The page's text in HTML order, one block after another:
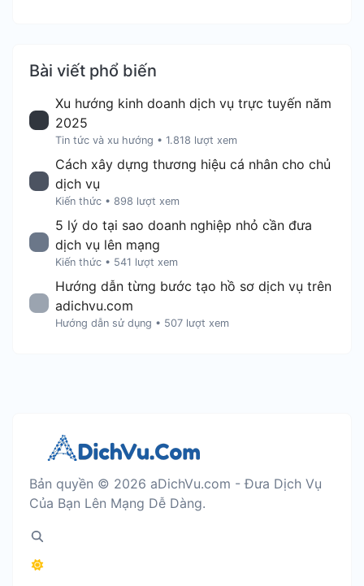
Bài viết phổ biến
Xu hướng kinh doanh dịch vụ trực tuyến năm
2025
Tin tức và xu hướng • 1.818 lượt xem
Cách xây dựng thương hiệu cá nhân cho chủ
dịch vụ
Kiến thức • 898 lượt xem
5 lý do tại sao doanh nghiệp nhỏ cần đưa
dịch vụ lên mạng
Kiến thức • 541 lượt xem
Hướng dẫn từng bước tạo hồ sơ dịch vụ trên
adichvu.com
Hướng dẫn sử dụng • 507 lượt xem
Bản quyền © 2026 aDichVu.com - Đưa Dịch Vụ
Của Bạn Lên Mạng Dễ Dàng.